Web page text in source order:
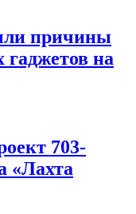
причины
гаджетов на
703-
«Лахта